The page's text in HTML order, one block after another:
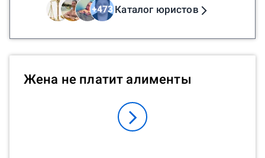
+473Каталог юристов
Жена не платит алименты